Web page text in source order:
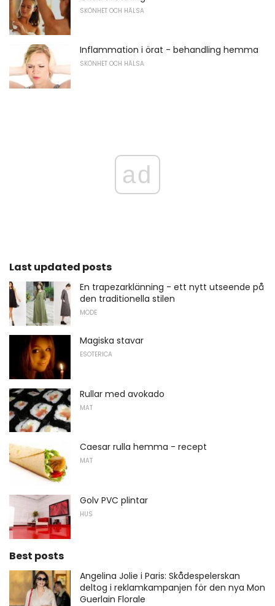
SKÖNHET OCH HÄLSA
Inflammation i örat - behandling hemma
SKÖNHET OCH HÄLSA
ad
Last updated posts
En trapezarklänning - ett nytt utseende på
den traditionella stilen
MODE
Magiska stavar
ESOTERICA
Rullar med avokado
MAT
Caesar rulla hemma - recept
MAT
Golv PVC plintar
HUS
Best posts
Angelina Jolie i Paris: Skådespelerskan
deltog i reklamkampanjen för den nya Mon
Guerlain Florale